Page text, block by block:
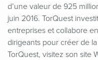
d’une valeur de 925
juin 2016. TorQuest
entreprises et collabore
dirigeants pour créer de
TorQuest, visitez son site